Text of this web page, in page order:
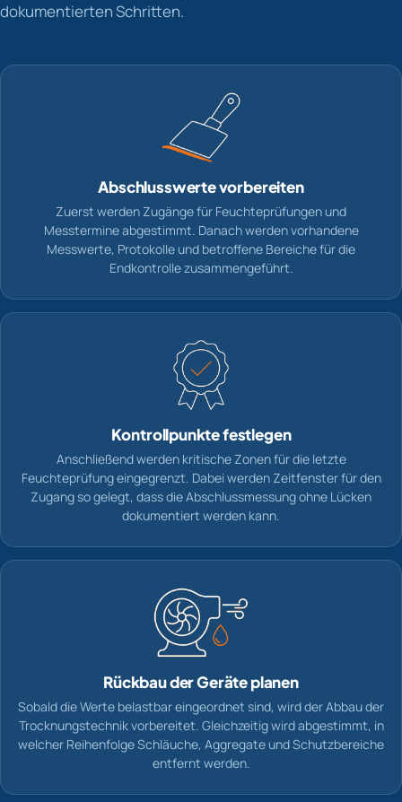
dokumentierten Schritten.
Abschlusswerte vorbereiten
Zuerst werden Zugänge für Feuchteprüfungen und
Messtermine abgestimmt. Danach werden vorhandene
Messwerte, Protokolle und betroffene Bereiche für die
Endkontrolle zusammengeführt.
Kontrollpunkte festlegen
Anschließend werden kritische Zonen für die letzte
Feuchteprüfung eingegrenzt. Dabei werden Zeitfenster für den
Zugang so gelegt, dass die Abschlussmessung ohne Lücken
dokumentiert werden kann.
Rückbau der Geräte planen
Sobald die Werte belastbar eingeordnet sind, wird der Abbau der
Trocknungstechnik vorbereitet. Gleichzeitig wird abgestimmt, in
welcher Reihenfolge Schläuche, Aggregate und Schutzbereiche
entfernt werden.